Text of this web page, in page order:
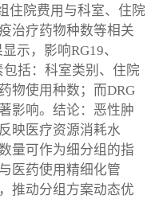
住院费用与科室、住院
治疗药物种数等相关
示，影响RG19、
括：科室类别、住院
物使用种数；而DRG
影响。结论：恶性肿
映医疗资源消耗水
量可作为细分组的指
医药使用精细化管
推动分组方案动态优